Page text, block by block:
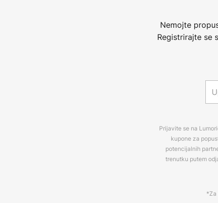
Nemojte
Registrirajte se
Prijavite se na
kupone za
potencijalnih
trenutku putem
*Za